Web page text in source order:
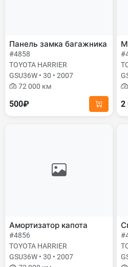
Панель замка багажника
#4858
TOYOTA HARRIER
GSU36W • 30 • 2007
72 000 км
500₽ 2
Амортизатор капота
#4856
TOYOTA HARRIER
GSU36W • 30 • 2007